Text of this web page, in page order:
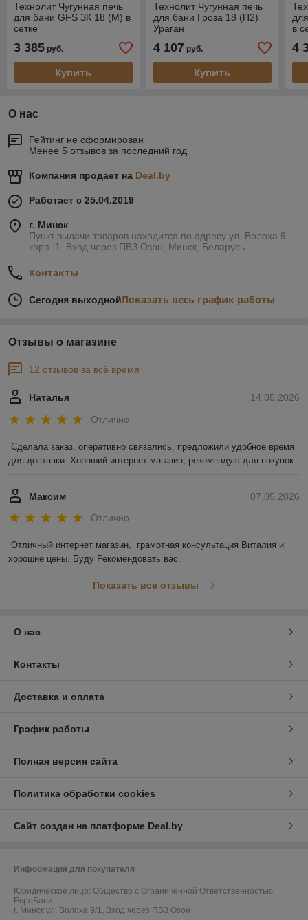
Технолит Чугунная печь
для бани GFS ЗК 18 (М) в
сетке
3 385 руб.
Купить
Технолит Чугунная печь
для бани Гроза 18 (П2)
Ураган
4 107 руб.
Купить
в
4
О нас
Рейтинг не сформирован
Менее 5 отзывов за последний год
Компания продает на Deal.by
Работает с 25.04.2019
г. Минск
Пункт выдачи товаров находится по адресу ул. Волоха 9
корп. 1. Вход через ПВЗ Озон, Минск, Беларусь
Контакты
Сегодня выходнойПоказать весь график работы
Отзывы о магазине
12 отзывов за всё время
14.05.2026
Наталья
Отлично
Сделала заказ, оперативно связались, предложили удобное время
для доставки. Хороший интернет-магазин, рекомендую для покупок.
07.05.2026
Максим
Отлично
Отличный интернет магазин,  грамотная консультация Виталия и
хорошие цены. Буду Рекомендовать вас.
Показать все отзывы
О нас
Контакты
Доставка и оплата
График работы
Полная версия сайта
Политика обработки cookies
Сайт создан на платформе Deal.by
Информация для покупателя
Юридическое лицо: Общество с Ограниченной Ответственностью
ЕвроБани
г. Минск ул. Волоха 9/1, Вход через ПВЗ Озон